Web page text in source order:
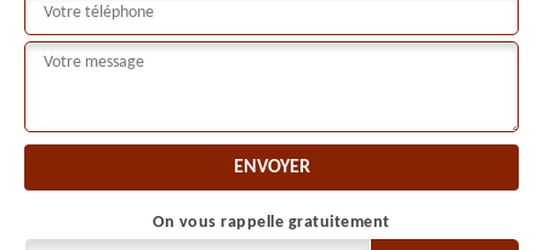
On vous rappelle gratuitement